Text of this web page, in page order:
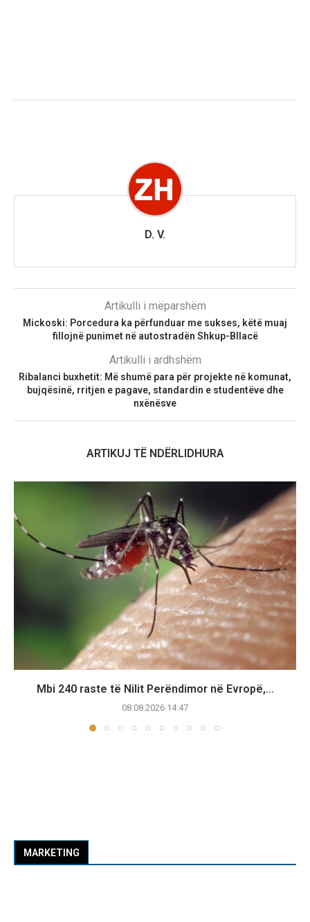
D. V.
Artikulli i mëparshëm
Mickoski: Porcedura ka përfunduar me sukses, këtë muaj
fillojnë punimet në autostradën Shkup-Bllacë
Artikulli i ardhshëm
Ribalanci buxhetit: Më shumë para për projekte në komunat,
bujqësinë, rritjen e pagave, standardin e studentëve dhe
nxënësve
ARTIKUJ TË NDËRLIDHURA
Mbi 240 raste të Nilit Perëndimor në Evropë,...
08.08.2026 14:47
MARKETING